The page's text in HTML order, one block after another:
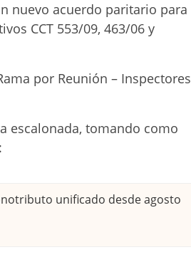
nuevo acuerdo paritario para
CCT 553/09, 463/06 y
por Reunión – Inspectores
escalonada, tomando como
unificado desde agosto